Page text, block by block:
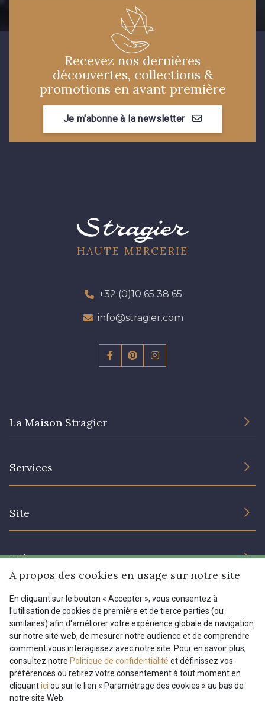
Recevez nos dernières
découvertes, collections &
promotions en avant première
Je m'abonne à la newsletter
HAUTE MERCERIE
+32 (0)10 65 38 65
info@stragier.com
La Maison Stragier
Services
Site
Prix réduits
Magazine
Aide
Livraison : France, Belgique, International
Retours & réclamations
FAQ - Questions fréquentes
Modes de paiements
Menu
Tous nos tissus
Magazine
FR EN
A propos des cookies en usage sur notre site
En cliquant sur le bouton « Accepter », vous consentez à
l'utilisation de cookies de première et de tierce parties (ou
similaires) afin d'améliorer votre expérience globale de navigation
sur notre site web, de mesurer notre audience et de comprendre
comment vous interagissez avec notre site. Pour en savoir plus,
consultez notre Politique de confidentialité et définissez vos
préférences ou retirez votre consentement à tout moment en
cliquantici ou sur le lien « Paramétrage des cookies » au bas de
notre site Web.